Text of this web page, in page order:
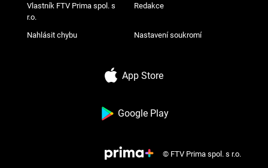
Vlastník FTV Prima spol. s
r.o.
Redakce
Nahlásit chybu Nastavení soukromí
App Store
Google Play
© FTV Prima spol. s r.o.